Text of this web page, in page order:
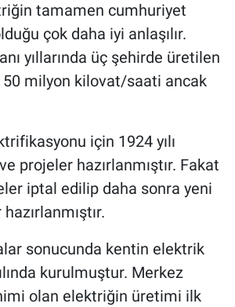
tamamen cumhuriyet
çok daha iyi anlaşılır.
yıllarında üç şehirde üretilen
milyon kilovat/saati ancak
için 1924 yılı
projeler hazırlanmıştır. Fakat
iptal edilip daha sonra yeni
sonucunda kentin elektrik
kurulmuştur. Merkez
olan elektriğin üretimi ilk